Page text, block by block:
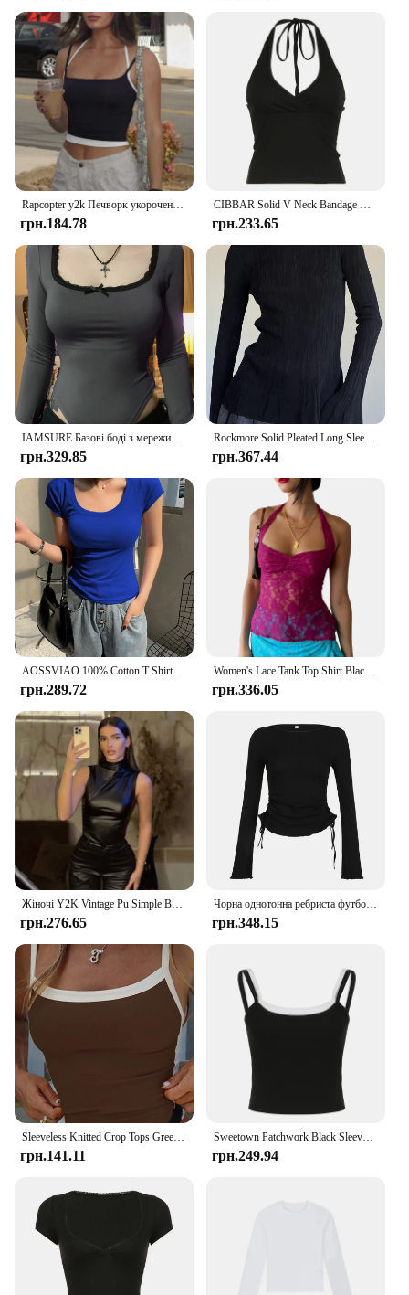
Rapcopter y2k Печворк укорочений топ без спинки на бретельках Міні-жилет Жіночий базовий повсякденний вуличний одяг Майки Спортивні безрукавки Літо
грн.184.78
CIBBAR Solid V Neck Bandage Halter Crop Top Summer Basic Casual Sleeveless Backless Tank Tops Women Y2k Aesthetic Summer Tee 90s
грн.233.65
IAMSURE Базові боді з мереживною обробкою Повсякденні тонкі комбінезони з квадратним коміром і довгими рукавами Жіночі 2024, осінь-весна, модний вуличний одяг для жінок
грн.329.85
Rockmore Solid Pleated Long Sleeve T-Shirts Flare Sleeves Spring Autumn Women Slim Casual Ladies Crew Neck Basic Pullover Tops
грн.367.44
AOSSVIAO 100% Cotton T Shirt Women 2024 Summer New Slim Solid Basic Tees 16 Color Casual Tshirt Korean O Neck Tops
грн.289.72
Women's Lace Tank Top Shirt Black Basic Versatility Flower Sheath Split Sexy Slim Fit Summer Collar V Sleeveless Top Street Wear
грн.336.05
Жіночі Y2K Vintage Pu Simple Basic Tank Top High Waist Skinny Shrunk Slash Cut Sleeveless Tops Універсальні благородні сорочки
грн.276.65
Чорна однотонна ребриста футболка з круглим вирізом і довгим рукавом, жіноча футболка з довгим рукавом і шнурівкою збоку, шикарна модна елегантна проста футболка
грн.348.15
грн.141.11
Sweetown Patchwork Black Sleeveless Y2K Crop Vest Tops Summer Casual Tank Top Women Rib Slim Basic Street Style Camisole
грн.249.94